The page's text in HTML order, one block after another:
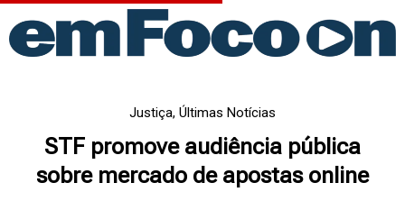
para
Justiça, Últimas Notícias
STF promove audiência pública
sobre mercado de apostas online